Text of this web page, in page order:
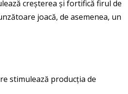
creșterea și fortifică firul de
joacă, de asemenea, un
stimulează producția de